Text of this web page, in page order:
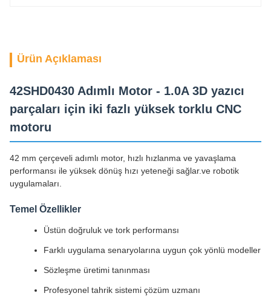
Ürün Açıklaması
42SHD0430 Adımlı Motor - 1.0A 3D yazıcı
parçaları için iki fazlı yüksek torklu CNC
motoru
42 mm çerçeveli adımlı motor, hızlı hızlanma ve yavaşlama
performansı ile yüksek dönüş hızı yeteneği sağlar.ve robotik
uygulamaları.
Temel Özellikler
Üstün doğruluk ve tork performansı
Farklı uygulama senaryolarına uygun çok yönlü modeller
Sözleşme üretimi tanınması
Profesyonel tahrik sistemi çözüm uzmanı